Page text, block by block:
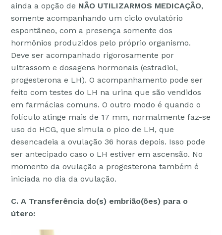
ainda a opção de NÃO UTILIZARMOS MEDICAÇÃO,
somente acompanhando um ciclo ovulatório
espontâneo, com a presença somente dos
hormônios produzidos pelo próprio organismo.
Deve ser acompanhado rigorosamente por
ultrassom e dosagens hormonais (estradiol,
progesterona e LH). O acompanhamento pode ser
feito com testes do LH na urina que são vendidos
em farmácias comuns. O outro modo é quando o
folículo atinge mais de 17 mm, normalmente faz-se
uso do HCG, que simula o pico de LH, que
desencadeia a ovulação 36 horas depois. Isso pode
ser antecipado caso o LH estiver em ascensão. No
momento da ovulação a progesterona também é
iniciada no dia da ovulação.
C. A Transferência do(s) embrião(ões) para o
útero: